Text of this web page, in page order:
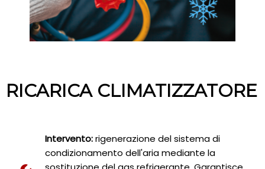
RICARICA CLIMATIZZATORE
Intervento:rigenerazione del sistema di
condizionamento dell'aria mediante la